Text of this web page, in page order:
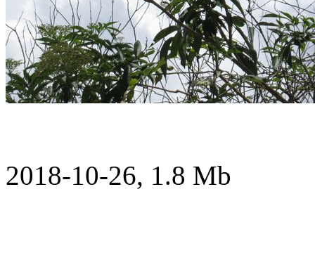
2018-10-26, 1.8 Mb